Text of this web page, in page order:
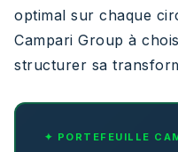
optimal sur chaque
Campari Group à
structurer sa
✦ PORTEFEUILLE